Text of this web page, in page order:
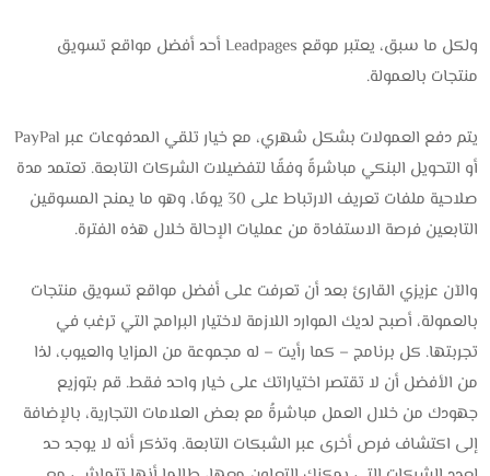
ولكل ما سبق، يعتبر موقع Leadpages أحد أفضل مواقع تسويق
منتجات بالعمولة.
يتم دفع العمولات بشكل شهري، مع خيار تلقي المدفوعات عبر PayPal
أو التحويل البنكي مباشرةً وفقًا لتفضيلات الشركات التابعة. تعتمد مدة
صلاحية ملفات تعريف الارتباط على 30 يومًا، وهو ما يمنح المسوقين
التابعين فرصة الاستفادة من عمليات الإحالة خلال هذه الفترة.
والآن عزيزي القارئ بعد أن تعرفت على أفضل مواقع تسويق منتجات
بالعمولة، أصبح لديك الموارد اللازمة لاختيار البرامج التي ترغب في
تجربتها. كل برنامج – كما رأيت – له مجموعة من المزايا والعيوب، لذا
من الأفضل أن لا تقتصر اختياراتك على خيار واحد فقط. قم بتوزيع
جهودك من خلال العمل مباشرةُ مع بعض العلامات التجارية، بالإضافة
إلى اكتشاف فرص أخرى عبر الشبكات التابعة. وتذكر أنه لا يوجد حد